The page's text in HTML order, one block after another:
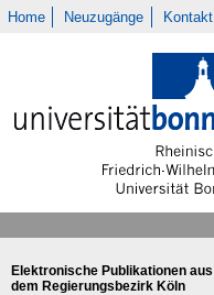
Home Neuzugänge Kontakt
Elektronische Publikationen aus
dem Regierungsbezirk Köln